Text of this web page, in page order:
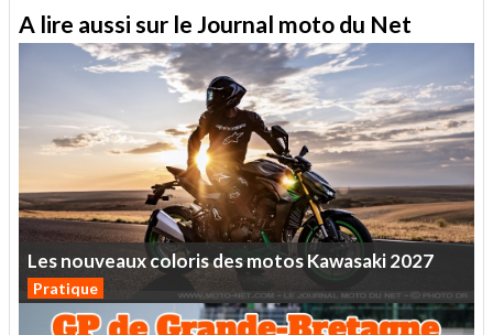
A lire aussi sur le Journal moto du Net
LesnouveauxcolorisdesmotosKawasaki2027
Pratique